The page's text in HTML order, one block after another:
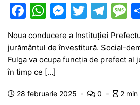
F
c
e
b
o
W
at
s
A
p
M
s
s
n
T
w
itt
er
T
el
e
gr
m
s
s
g
Noua conducere a Instituției
jurământul de învestitură. Social-
Fulga va ocupa funcția de prefect al
în timp ce […]
28 februarie 2025 0 2 min